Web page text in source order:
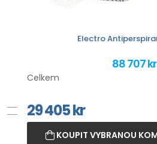
Electro
88 707 kr
Celkem
29 405kr
KOUPIT VYBRANOU